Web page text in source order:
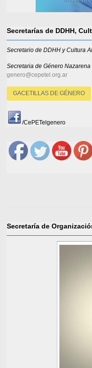
Secretarías de DDHH,
Secretario de DDHH y Cultura
Secretaria de Género Nazarena
genero@cepetel.org.ar
GACETILLAS DE GÉNERO
/CePETelgenero
Secretaría de